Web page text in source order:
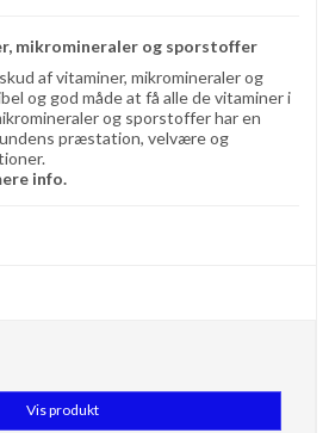
mikromineraler og sporstoffer
af vitaminer, mikromineraler og
og god måde at få alle de vitaminer i
og sporstoffer har en
præstation, velvære og
info.
Vis produkt